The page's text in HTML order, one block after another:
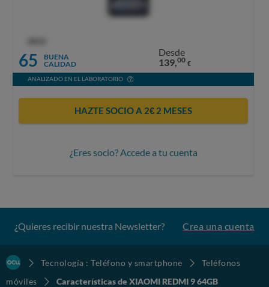
65
BUENA
CALIDAD
Desde
139,00 €
ANALIZADO EN EL LABORATORIO
HAZTE SOCIO A 2€ 2 MESES
¿Eres socio? Accede a tu cuenta
¿Quieres recibir nuestra Newsletter? Crea una cuenta
Tecnología : Teléfono y smartphone
Teléfonos
móviles
Características de XIAOMI REDMI 9 64GB